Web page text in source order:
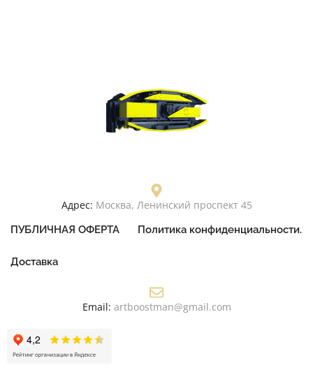
Адрес: Москва, Ленинский проспект 45
ПУБЛИЧНАЯ ОФЕРТА Политика конфиденциальности.
Доставка
Email: artboostman@gmail.com